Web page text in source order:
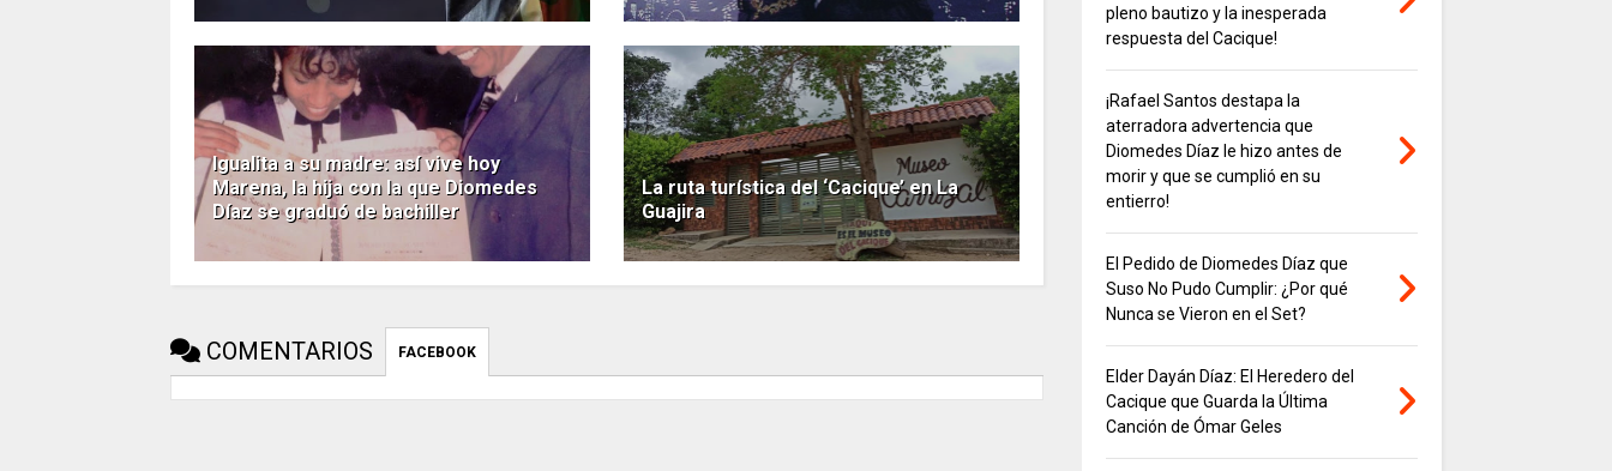
Igualita a su madre: así vive hoy
Marena, la hija con la que Diomedes
Díaz se graduó de bachiller
La ruta turística del ‘Cacique’ en La
Guajira
COMENTARIOS FACEBOOK
pleno bautizo y la inesperada
respuesta del Cacique!
¡Rafael Santos destapa la
aterradora advertencia que
Diomedes Díaz le hizo antes de
morir y que se cumplió en su
entierro!
El Pedido de Diomedes Díaz que
Suso No Pudo Cumplir: ¿Por qué
Nunca se Vieron en el Set?
Elder Dayán Díaz: El Heredero del
Cacique que Guarda la Última
Canción de Ómar Geles